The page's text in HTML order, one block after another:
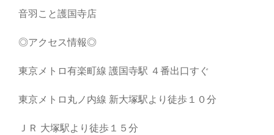
音羽こと護国寺店
◎アクセス情報◎
東京メトロ有楽町線 護国寺駅 ４番出口すぐ
東京メトロ丸ノ内線 新大塚駅より徒歩１０分
ＪＲ 大塚駅より徒歩１５分